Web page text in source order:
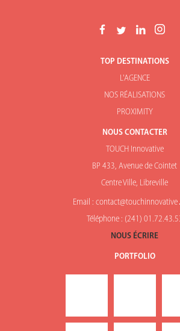
TOP DESTINATIONS
L'AGENCE
NOS RÉALISATIONS
PROXIMITY
NOUS CONTACTER
TOUCH Innovative
BP 433, Avenue de Cointet
Centre Ville, Libreville
Email :
Téléphone : (241)
NOUS ÉCRIRE
PORTFOLIO